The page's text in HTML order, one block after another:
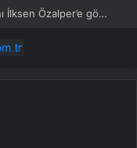
Son Dakika… YENİ Parti’nin il başkanı İlksen Özalper’e gözaltı